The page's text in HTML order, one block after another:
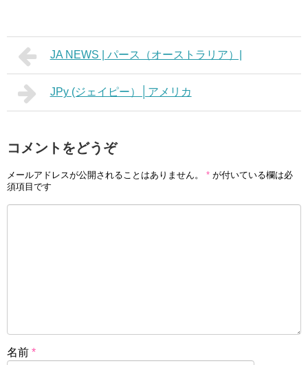
JA NEWS | パース（オーストラリア）|
JPy (ジェイピー）│アメリカ
コメントをどうぞ
メールアドレスが公開されることはありません。 * が付いている欄は必
須項目です
名前 *